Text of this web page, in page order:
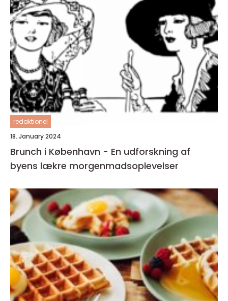
redaktionel
18. January 2024
Brunch i København - En udforskning af
byens lækre morgenmadsoplevelser